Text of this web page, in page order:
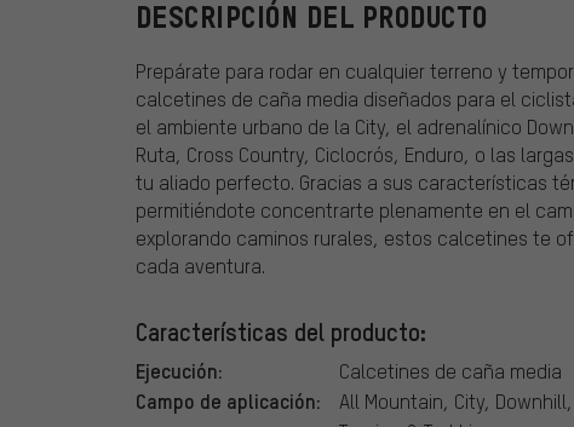
DESCRIPCIÓN DEL PRODUCTO
Prepárate para rodar en cualquier terreno y
calcetines de caña media diseñados para el
el ambiente urbano de la City, el adrenalínico
Ruta, Cross Country, Ciclocrós, Enduro, o las
tu aliado perfecto. Gracias a sus características
permitiéndote concentrarte plenamente en el
explorando caminos rurales, estos calcetines te
cada aventura.
Características del producto:
Ejecución: Calcetines de caña media
Campo de aplicación:
All Mountain, City,